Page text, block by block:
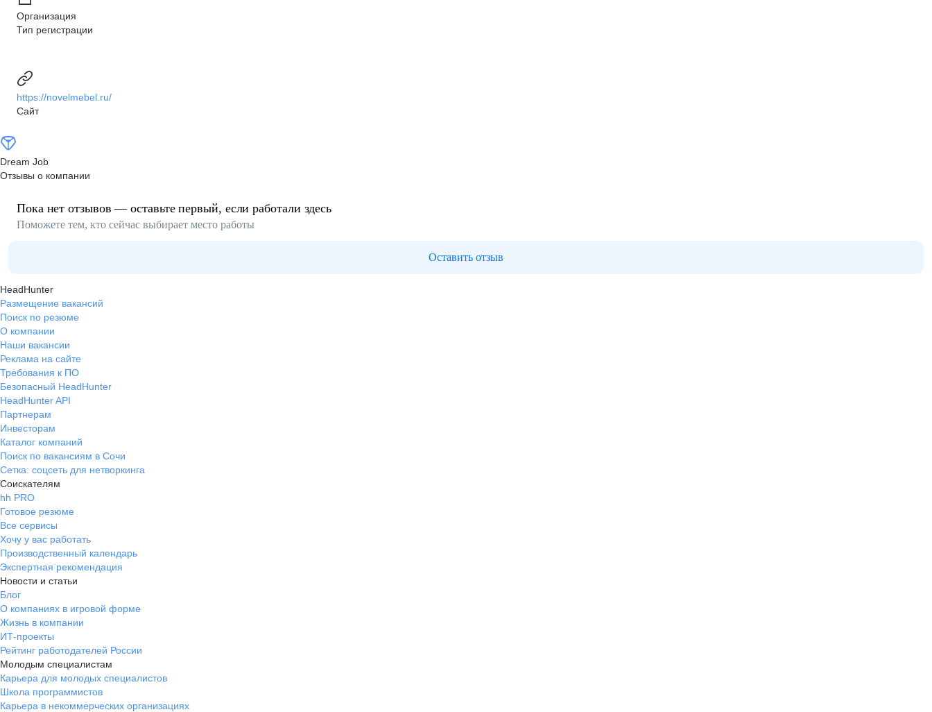
Организация
Тип регистрации
https://novelmebel.ru/
Сайт
Dream Job
Отзывы о компании
Пока нет отзывов — оставьте первый, если работали здесь
Поможете тем, кто сейчас выбирает место работы
Оставить отзыв
HeadHunter
Размещение вакансий
Поиск по резюме
О компании
Наши вакансии
Реклама на сайте
Требования к ПО
Безопасный HeadHunter
HeadHunter API
Партнерам
Инвесторам
Каталог компаний
Поиск по вакансиям в Сочи
Сетка: соцсеть для нетворкинга
Соискателям
hh PRO
Готовое резюме
Все сервисы
Хочу у вас работать
Производственный календарь
Экспертная рекомендация
Новости и статьи
Блог
О компаниях в игровой форме
Жизнь в компании
ИТ-проекты
Рейтинг работодателей России
Молодым специалистам
Карьера для молодых специалистов
Школа программистов
Карьера в некоммерческих организациях